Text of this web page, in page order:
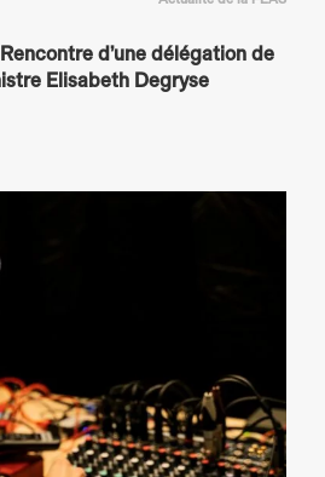
d’une délégation de
Elisabeth Degryse